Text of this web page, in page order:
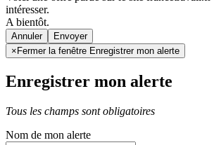
intéresser.
A bientôt.
Annuler
× Fermer la fenêtre Enregistrer mon alerte
Enregistrer mon alerte
Tous les champs sont obligatoires
Nom de mon alerte